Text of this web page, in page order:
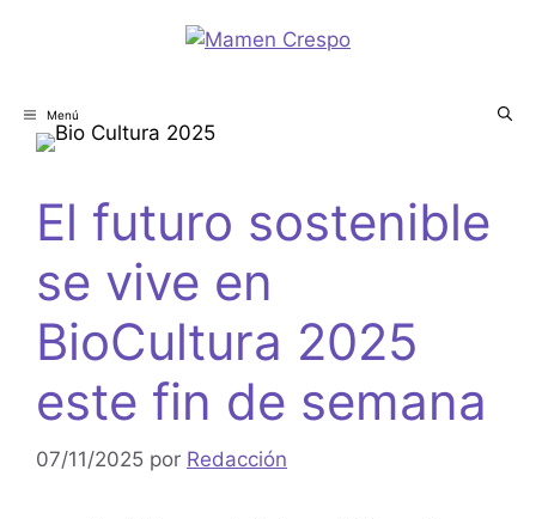
Menú
El futuro sostenible
se vive en
BioCultura 2025
este fin de semana
07/11/2025 por Redacción